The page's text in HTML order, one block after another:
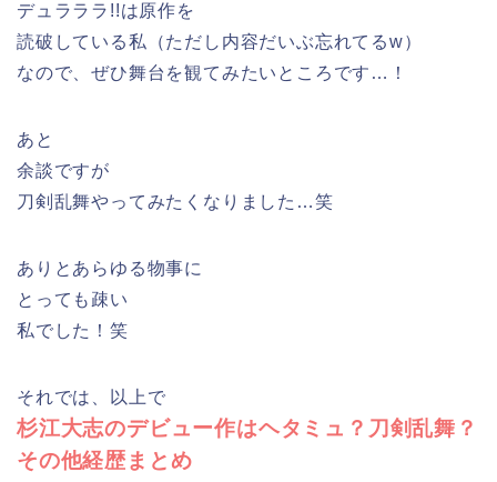
デュラララ!!は原作を
読破している私（ただし内容だいぶ忘れてるw）
なので、ぜひ舞台を観てみたいところです…！
あと
余談ですが
刀剣乱舞やってみたくなりました…笑
ありとあらゆる物事に
とっても疎い
私でした！笑
それでは、以上で
杉江大志のデビュー作はヘタミュ？刀剣乱舞？
その他経歴まとめ